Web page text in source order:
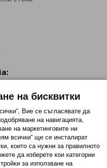
на бисквитки
Вие се съгласявате да
на навигацията,
на маркетинговите ни
всички“ ще се инсталират
които са нужни за правилното
да изберете кои категории
за използване на